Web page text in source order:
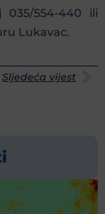
035/554-440 ili
Lukavac.
Sljedeća vijest